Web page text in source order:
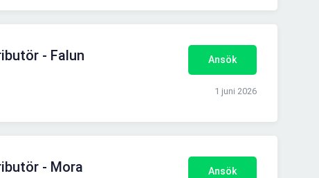
- Falun Ansök
1 juni 2026
- Mora Ansök